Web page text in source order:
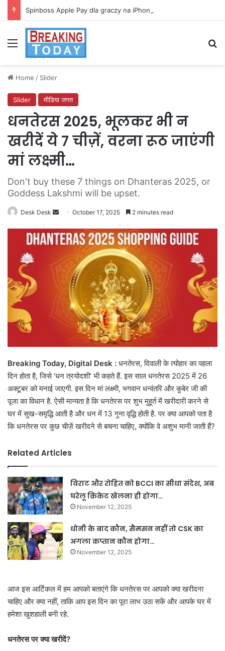
Spinboss Apple Pay dla graczy na iPhone
Menu
Home / Slider
Slider मीडिया जगत
धनतेरस 2025, भूलकर भी न
खरीदें ये 7 चीज़ें, वरना रूठ जाएंगी
मां लक्ष्मी…
Don't buy these 7 things on Dhanteras 2025, or
Goddess Lakshmi will be upset.
Desk Desk
Send
email
October 17, 2025 2 minutes read
Breaking Today, Digital Desk : धनतेरस, दिवाली के त्योहार का पहला
दिन होता है, जिसे ‘धन त्रयोदशी’ भी कहते हैं. इस साल धनतेरस 2025 में 26
अक्टूबर को मनाई जाएगी. इस दिन मां लक्ष्मी, भगवान धन्वंतरि और कुबेर जी की
पूजा का विधान है. ऐसी मान्यता है कि धनतेरस पर शुभ मुहूर्त में खरीदारी करने से
घर में सुख-समृद्धि आती है और धन में 13 गुना वृद्धि होती है. पर क्या आपको पता है
कि धनतेरस पर कुछ चीज़ें खरीदने से बचना चाहिए, क्योंकि वे अशुभ मानी जाती हैं?
Related Articles
विराट और रोहित को BCCI का सीधा संदेश, अब
घरेलू क्रिकेट खेलना ही होगा…
November 12, 2025
धोनी के बाद कौन, सैमसन नहीं तो CSK का
अगला कप्तान कौन होगा…
November 12, 2025
आज इस आर्टिकल में हम आपको बताएंगे कि धनतेरस पर आपको क्या खरीदना
चाहिए और क्या नहीं, ताकि आप इस दिन का पूरा लाभ उठा सकें और आपके घर में
हमेशा खुशहाली बनी रहे.
धनतेरस पर क्या खरीदें?